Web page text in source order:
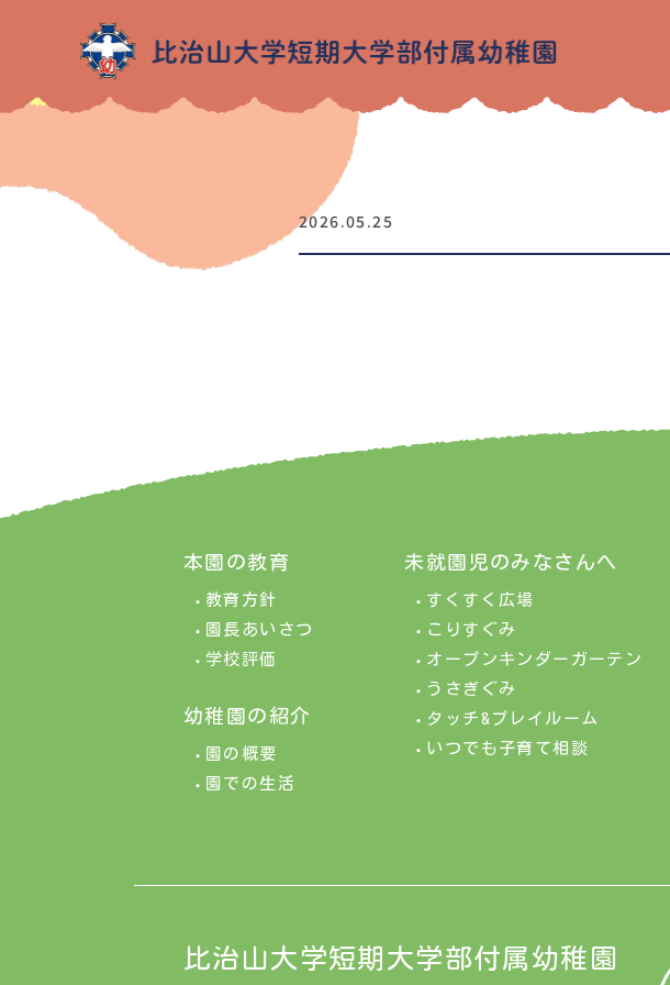
2026.05.25
本園の教育
教育方針
園長あいさつ
学校評価
幼稚園の紹介
園の概要
園での生活
未就園児のみなさんへ
すくすく広場
こりすぐみ
オープンキンダーガーテン
うさぎぐみ
タッチ&プレイルーム
いつでも子育て相談
比治山大学短期大学部付属幼稚園